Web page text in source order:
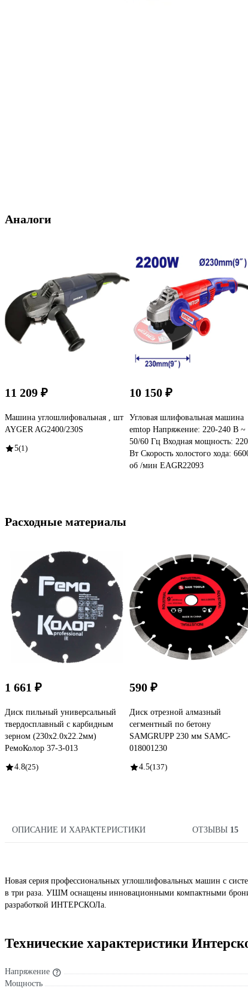
Аналоги
11 209 ₽
Машина углошлифовальная , шт
AYGER AG2400/230S
5(1)
10 150 ₽
Угловая шлифовальная машина
emtop Напряжение: 220-240 В ~
50/60 Гц Входная мощность:
Вт Скорость холостого хода:
об /мин EAGR22093
Расходные материалы
1 661 ₽
Диск пильный универсальный
твердосплавный с карбидным
зерном (230х2.0х22.2мм)
РемоКолор 37-3-013
4.8(25)
590 ₽
Диск отрезной алмазный
сегментный по бетону
SAMGRUPP 230 мм SAMC-
018001230
4.5(137)
ОПИСАНИЕ И ХАРАКТЕРИСТИКИ ОТЗЫВЫ 15
Новая серия профессиональных углошлифовальных машин с
в три раза. УШМ оснащены инновационными компактными
разработкой ИНТЕРСКОЛа.
Технические характеристики
Напряжение
Мощность